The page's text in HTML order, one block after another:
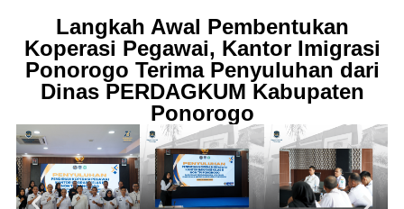
Langkah Awal Pembentukan
Koperasi Pegawai, Kantor Imigrasi
Ponorogo Terima Penyuluhan dari
Dinas PERDAGKUM Kabupaten
Ponorogo